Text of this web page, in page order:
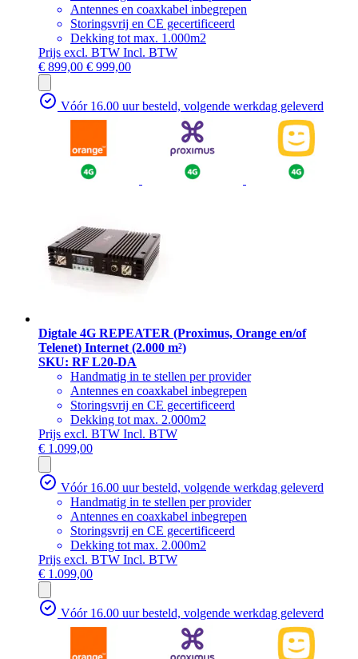
Antennes en coaxkabel inbegrepen
Storingsvrij en CE gecertificeerd
Dekking tot max. 1.000m2
Prijs excl. BTW Incl. BTW
€ 899,00 € 999,00
Vóór 16.00 uur besteld, volgende werkdag geleverd
Digtale 4G REPEATER (Proximus, Orange en/of
Telenet) Internet (2.000 m²)
SKU: RF L20-DA
Handmatig in te stellen per provider
Antennes en coaxkabel inbegrepen
Storingsvrij en CE gecertificeerd
Dekking tot max. 2.000m2
Prijs excl. BTW Incl. BTW
€ 1.099,00
Vóór 16.00 uur besteld, volgende werkdag geleverd
Handmatig in te stellen per provider
Antennes en coaxkabel inbegrepen
Storingsvrij en CE gecertificeerd
Dekking tot max. 2.000m2
Prijs excl. BTW Incl. BTW
€ 1.099,00
Vóór 16.00 uur besteld, volgende werkdag geleverd